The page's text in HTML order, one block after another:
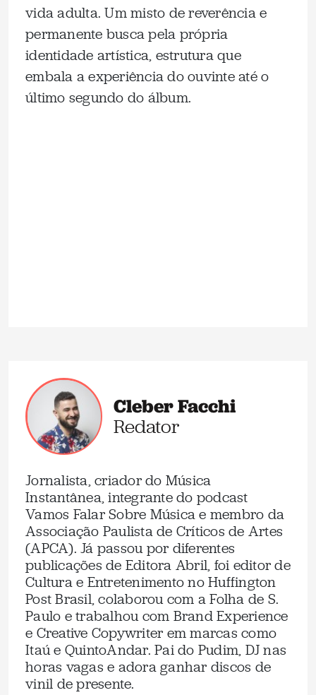
vida adulta. Um misto de reverência e
permanente busca pela própria
identidade artística, estrutura que
embala a experiência do ouvinte até o
último segundo do álbum.
Cleber Facchi
Redator
Jornalista, criador do Música
Instantânea, integrante do podcast
Vamos Falar Sobre Música e membro da
Associação Paulista de Críticos de Artes
(APCA). Já passou por diferentes
publicações de Editora Abril, foi editor de
Cultura e Entretenimento no Huffington
Post Brasil, colaborou com a Folha de S.
Paulo e trabalhou com Brand Experience
e Creative Copywriter em marcas como
Itaú e QuintoAndar. Pai do Pudim, DJ nas
horas vagas e adora ganhar discos de
vinil de presente.